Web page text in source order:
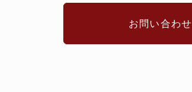
お問い合わせ